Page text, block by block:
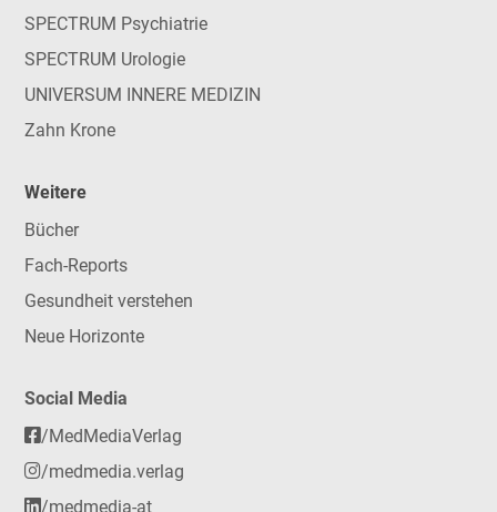
SPECTRUM Psychiatrie
SPECTRUM Urologie
UNIVERSUM INNERE MEDIZIN
Zahn Krone
Weitere
Bücher
Fach-Reports
Gesundheit verstehen
Neue Horizonte
Social Media
/MedMediaVerlag
/medmedia.verlag
/medmedia-at